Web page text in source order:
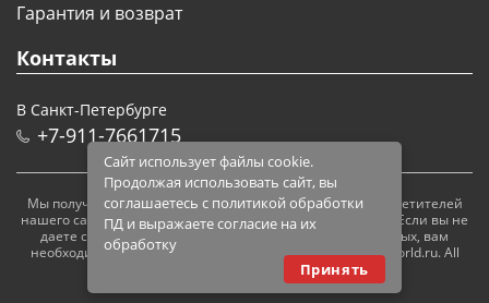
Гарантия и возврат
Контакты
В Санкт-Петербурге
+7-911-7661715
Мы получаем и обрабатываем персональные данные посетителей
нашего сайта в соответствии софициальной политикой
. Если вы не
даете согласия на обработку своих персональных данных, вам
необходимо покинуть наш сайт. © 2005 — 2026 modelsworld.ru. All
Сайт использует файлы cookie.
Продолжая использовать сайт, вы
соглашаетесь с политикой обработки
ПД и выражаете согласие на их
обработку
Принять